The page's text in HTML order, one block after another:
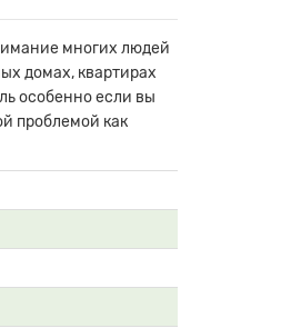
многих людей
домах, квартирах
особенно если вы
проблемой как